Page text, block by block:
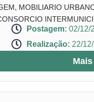
MOBILIARIO
Postagem: 02/12/
Realização: 22/